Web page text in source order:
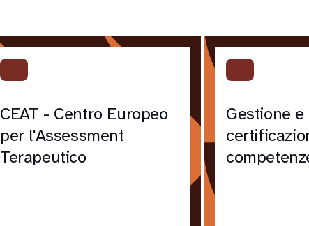
CEAT - Centro Europeo
per l'Assessment
Terapeutico
Gestione e